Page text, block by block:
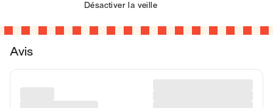
Désactiver la veille
Avis